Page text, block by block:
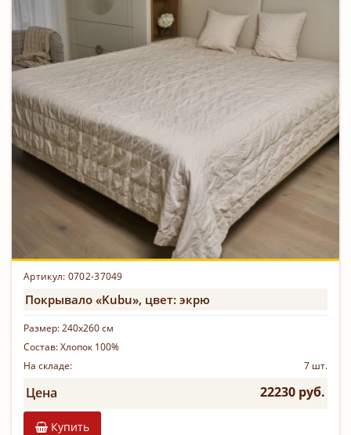
Артикул: 0702-37049
Покрывало «Kubu», цвет: экрю
Размер:240х260 см
Состав:Хлопок 100%
На складе:
7 шт.
Цена 22230 руб.
Купить